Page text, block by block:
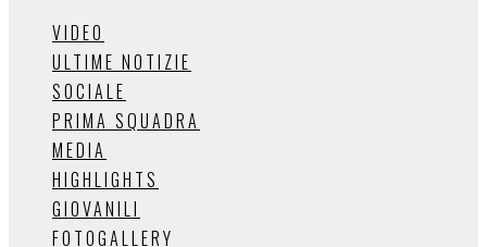
VIDEO
ULTIME NOTIZIE
SOCIALE
PRIMA SQUADRA
MEDIA
HIGHLIGHTS
GIOVANILI
FOTOGALLERY